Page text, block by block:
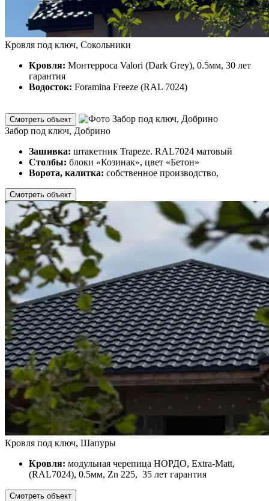
Кровля под ключ, Сокольники
Кровля: Монтерроса Valori (Dark Grey), 0.5мм, 30 лет
гарантия
Водосток: Foramina Freeze (RAL 7024)
Смотреть объект
Забор под ключ, Добрино
Зашивка: штакетник Trapeze. RAL7024 матовый
Столбы: блоки «Козинак», цвет «Бетон»
Ворота, калитка: собственное производство,
Смотреть объект
Кровля под ключ, Шапуры
Кровля: модульная черепица НОРДО, Extra-Matt,
(RAL7024), 0.5мм, Zn 225, 35 лет гарантия
Смотреть объект